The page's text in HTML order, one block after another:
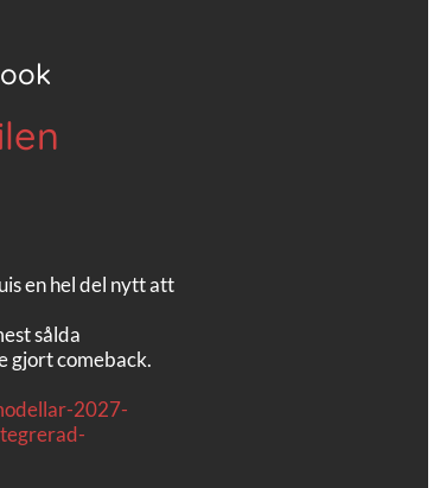
en hel del nytt att
sålda
gjort comeback.
2027-